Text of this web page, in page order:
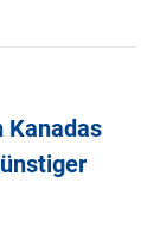
Kanadas